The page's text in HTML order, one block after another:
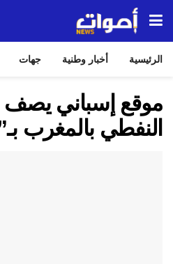
الرئيسية أخبار وطنية جهات
موقع إسباني
النفطي بالمغرب